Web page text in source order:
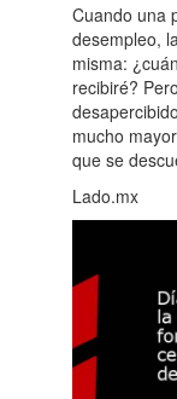
Cuando una
desempleo,
misma:
recibiré?
mucho
que se
Lado.mx